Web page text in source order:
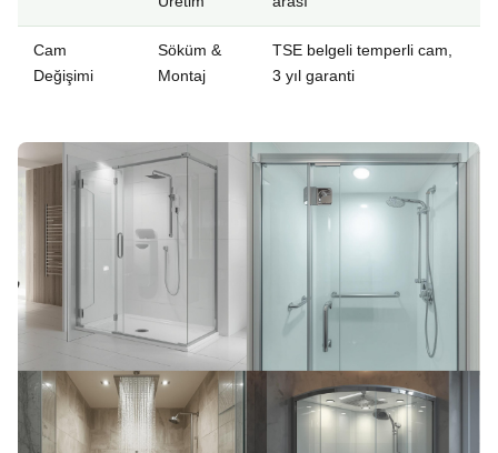
Cam
Değişimi
Söküm &
Montaj
TSE belgeli temperli cam,
3 yıl garanti